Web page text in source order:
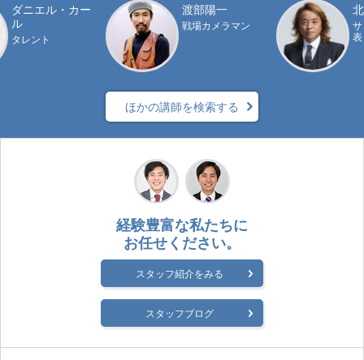
ダニエル・カー
ル
タレント
渡部陽一
戦場カメラマン
表
ほかの講師を検索する
経験豊富な私たちに
お任せください。
スタッフ紹介をみる
スタッフブログ